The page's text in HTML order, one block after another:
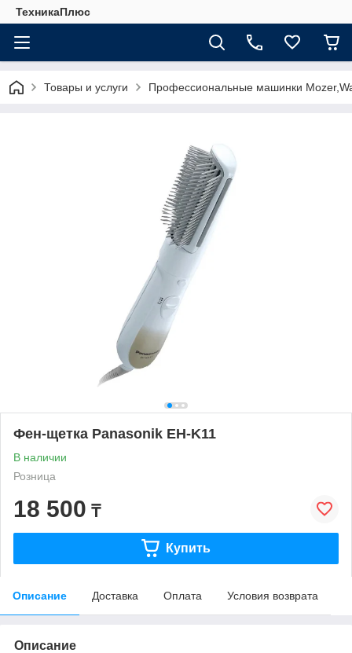
ТехникаПлюс
Товары и услуги Профессиональные машинки
Фен-щетка Panasonik EH-K11
В наличии
Розница
18 500 ₸
Купить
Описание Доставка Оплата Условия возврата
Описание